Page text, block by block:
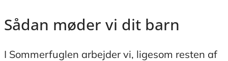
Sådan møder vi dit barn
I Sommerfuglen arbejder vi, ligesom resten af